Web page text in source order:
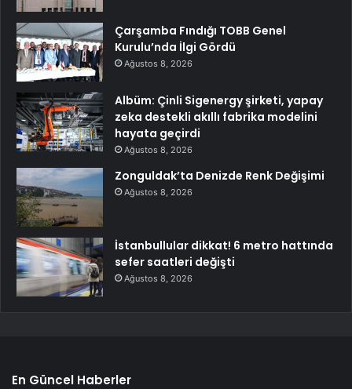
Çarşamba Fındığı TOBB Genel
Kurulu’nda İlgi Gördü
Ağustos 8, 2026
Albüm: Çinli Sigenergy şirketi, yapay
zeka destekli akıllı fabrika modelini
hayata geçirdi
Ağustos 8, 2026
Zonguldak’ta Denizde Renk Değişimi
Ağustos 8, 2026
İstanbullular dikkat! 6 metro hattında
sefer saatleri değişti
Ağustos 8, 2026
En Güncel Haberler